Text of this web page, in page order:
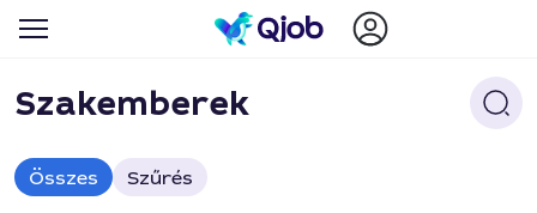
Szakemberek
Összes Szűrés